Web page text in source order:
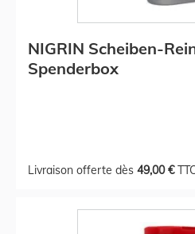
NIGRIN Scheiben-
Spenderbox
Livraison offerte dès 49,00 €